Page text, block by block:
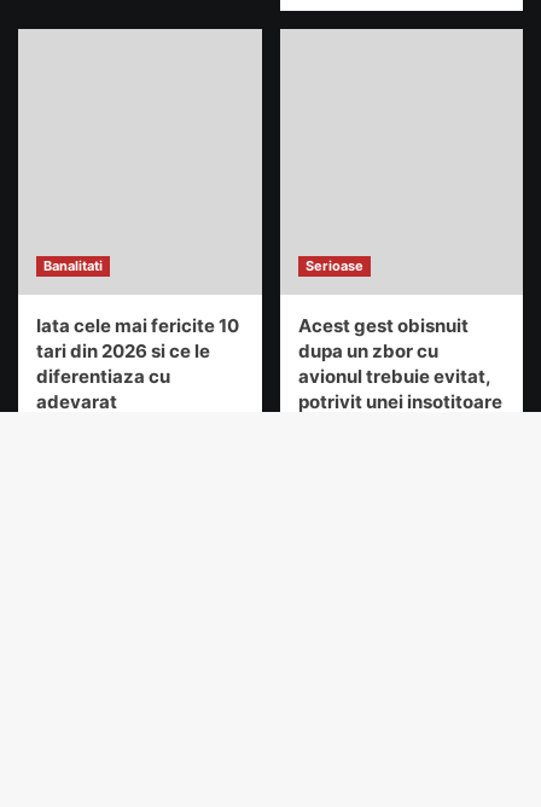
Banalitati
Iata cele mai fericite 10
tari din 2026 si ce le
diferentiaza cu
adevarat
Serioase
Acest gest obisnuit
dupa un zbor cu
avionul trebuie evitat,
potrivit unei insotitoare